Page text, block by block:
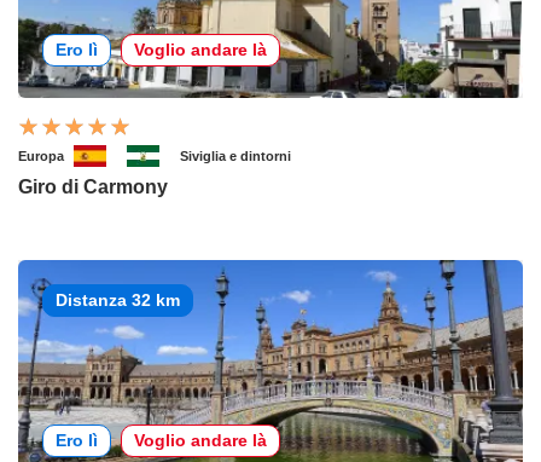
Ero lì Voglio andare là
Europa Siviglia e dintorni
Giro di Carmony
Distanza 32 km
Ero lì Voglio andare là